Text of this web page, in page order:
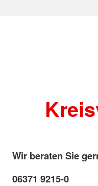
Wir beraten Sie
06371 9215-0